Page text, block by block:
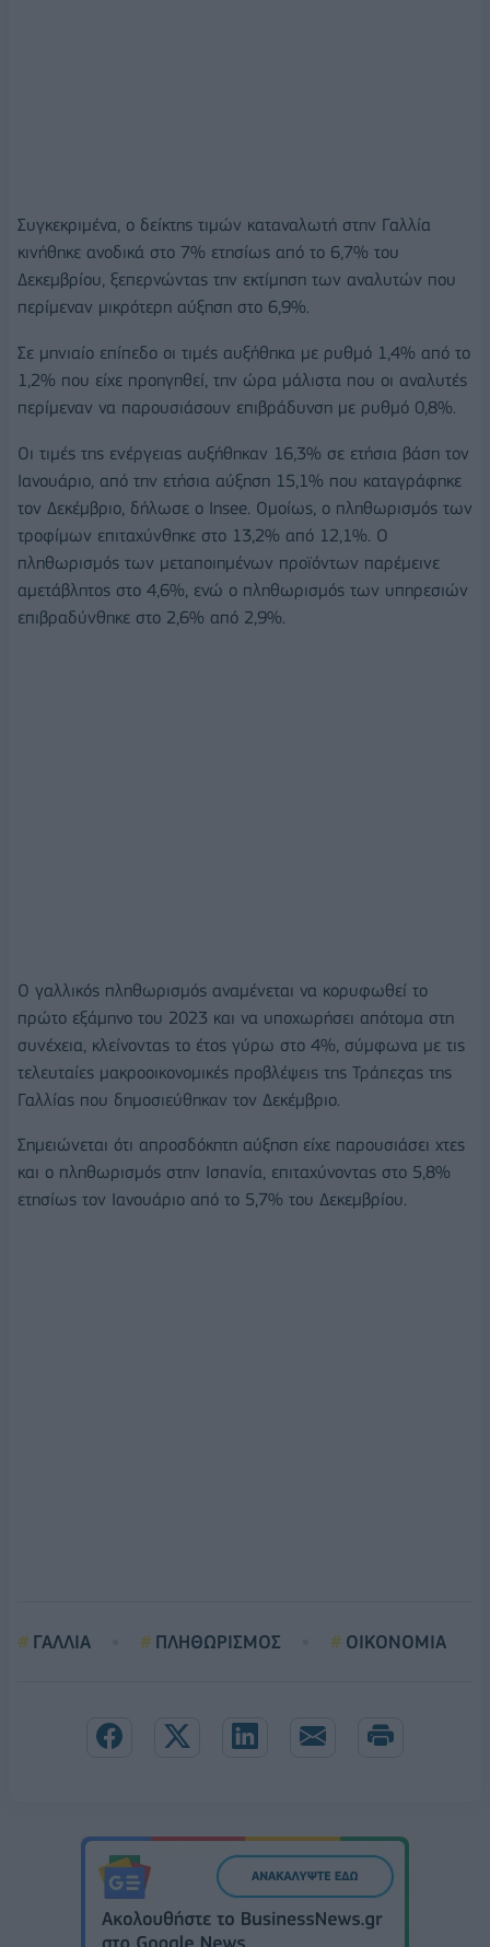
Συγκεκριμένα, ο δείκτης τιμών καταναλωτή στην Γαλλία
κινήθηκε ανοδικά στο 7% ετησίως από το 6,7% του
Δεκεμβρίου, ξεπερνώντας την εκτίμηση των αναλυτών που
περίμεναν μικρότερη αύξηση στο 6,9%.
Σε μηνιαίο επίπεδο οι τιμές αυξήθηκα με ρυθμό 1,4% από το
1,2% που είχε προηγηθεί, την ώρα μάλιστα που οι αναλυτές
περίμεναν να παρουσιάσουν επιβράδυνση με ρυθμό 0,8%.
Οι τιμές της ενέργειας αυξήθηκαν 16,3% σε ετήσια βάση τον
Ιανουάριο, από την ετήσια αύξηση 15,1% που καταγράφηκε
τον Δεκέμβριο, δήλωσε ο Insee. Ομοίως, ο πληθωρισμός των
τροφίμων επιταχύνθηκε στο 13,2% από 12,1%. Ο
πληθωρισμός των μεταποιημένων προϊόντων παρέμεινε
αμετάβλητος στο 4,6%, ενώ ο πληθωρισμός των υπηρεσιών
επιβραδύνθηκε στο 2,6% από 2,9%.
Ο γαλλικός πληθωρισμός αναμένεται να κορυφωθεί το
πρώτο εξάμηνο του 2023 και να υποχωρήσει απότομα στη
συνέχεια, κλείνοντας το έτος γύρω στο 4%, σύμφωνα με τις
τελευταίες μακροοικονομικές προβλέψεις της Τράπεζας της
Γαλλίας που δημοσιεύθηκαν τον Δεκέμβριο.
Σημειώνεται ότι απροσδόκητη αύξηση είχε παρουσιάσει χτες
και ο πληθωρισμός στην Ισπανία, επιταχύνοντας στο 5,8%
ετησίως τον Ιανουάριο από το 5,7% του Δεκεμβρίου.
ΓΑΛΛΙΑ ΠΛΗΘΩΡΙΣΜΟΣ ΟΙΚΟΝΟΜΙΑ